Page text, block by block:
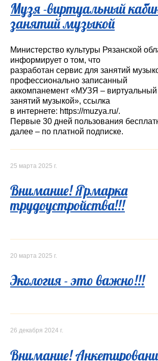
Музя -виртуальный
занятий музыкой
Министерство культуры Рязанской
информирует о том, что
разработан сервис для занятий
профессионально записанный
аккомпанемент «МУЗЯ – виртуальный
занятий музыкой», ссылка
в интернете: https://muzya.ru/.
Первые 30 дней пользования
далее – по платной подписке.
25 марта 2025 г.
Внимание! Ярмарка
трудоустройства!!!
20 марта 2025 г.
Экология - это важно!!!
26 декабря 2024 г.
Внимание!